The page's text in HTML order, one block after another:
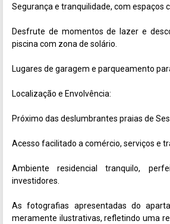
Segurança e tranquilidade, com espaços
Desfrute de momentos de lazer e
piscina com zona de solário.
Lugares de garagem e parqueamento
Localização e Envolvência:
Próximo das deslumbrantes praias de
Acesso facilitado a comércio, serviços e
Ambiente residencial tranquilo,
investidores.
As fotografias apresentadas do
meramente ilustrativas, refletindo uma